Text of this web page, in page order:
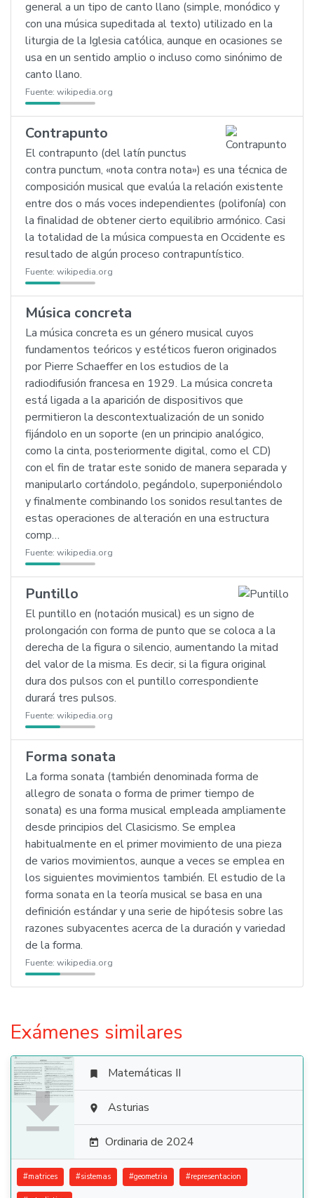
general a un tipo de canto llano (simple, monódico y
con una música supeditada al texto) utilizado en la
liturgia de la Iglesia católica, aunque en ocasiones se
usa en un sentido amplio o incluso como sinónimo de
canto llano.
Fuente: wikipedia.org
Contrapunto
El contrapunto (del latín punctus
contra punctum, «nota contra nota») es una técnica de
composición musical que evalúa la relación existente
entre dos o más voces independientes (polifonía) con
la finalidad de obtener cierto equilibrio armónico. Casi
la totalidad de la música compuesta en Occidente es
resultado de algún proceso contrapuntístico.
Fuente: wikipedia.org
Música concreta
La música concreta es un género musical cuyos
fundamentos teóricos y estéticos fueron originados
por Pierre Schaeffer en los estudios de la
radiodifusión francesa en 1929. La música concreta
está ligada a la aparición de dispositivos que
permitieron la descontextualización de un sonido
fijándolo en un soporte (en un principio analógico,
como la cinta, posteriormente digital, como el CD)
con el fin de tratar este sonido de manera separada y
manipularlo cortándolo, pegándolo, superponiéndolo
y finalmente combinando los sonidos resultantes de
estas operaciones de alteración en una estructura
comp…
Fuente: wikipedia.org
Puntillo
El puntillo en (notación musical) es un signo de
prolongación con forma de punto que se coloca a la
derecha de la figura o silencio, aumentando la mitad
del valor de la misma. Es decir, si la figura original
dura dos pulsos con el puntillo correspondiente
durará tres pulsos.
Fuente: wikipedia.org
Forma sonata
La forma sonata (también denominada forma de
allegro de sonata o forma de primer tiempo de
sonata) es una forma musical empleada ampliamente
desde principios del Clasicismo. Se emplea
habitualmente en el primer movimiento de una pieza
de varios movimientos, aunque a veces se emplea en
los siguientes movimientos también. El estudio de la
forma sonata en la teoría musical se basa en una
definición estándar y una serie de hipótesis sobre las
razones subyacentes acerca de la duración y variedad
de la forma.
Fuente: wikipedia.org
Exámenes similares

 Matemáticas II
 Asturias
 Ordinaria de 2024
#matrices #sistemas #geometria #representacion